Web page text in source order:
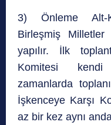
3) Önleme Alt-
Birleşmiş Milletler
yapılır. İlk
Komitesi kendi
zamanlarda
İşkenceye Karşı
az bir kez aynı anda